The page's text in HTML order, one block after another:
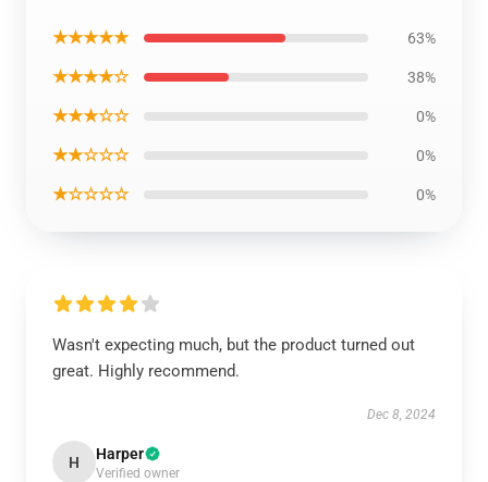
★★★★★ 63%
★★★★☆ 38%
★★★☆☆ 0%
★★☆☆☆ 0%
★☆☆☆☆ 0%
Wasn't expecting much, but the product turned out
great. Highly recommend.
Dec 8, 2024
H Harper
Verified owner